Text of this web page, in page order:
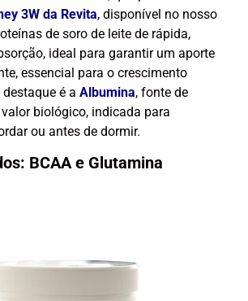
3W da Revita, disponível no nosso
de soro de leite de rápida,
ideal para garantir um aporte
essencial para o crescimento
é a Albumina, fonte de
biológico, indicada para
ou antes de dormir.
BCAA e Glutamina